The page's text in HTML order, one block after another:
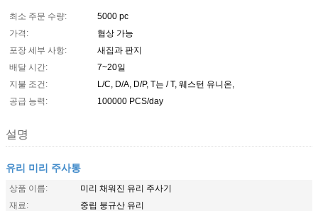
최소 주문 수량:
5000 pc
가격:
협상 가능
포장 세부 사항:
새집과 판지
배달 시간:
7~20일
지불 조건:
L/C, D/A, D/P, T는 / T, 웨스턴 유니온,
공급 능력:
100000 PCS/day
설명
유리 미리 주사통
상품 이름:
미리 채워진 유리 주사기
재료:
중립 붕규산 유리